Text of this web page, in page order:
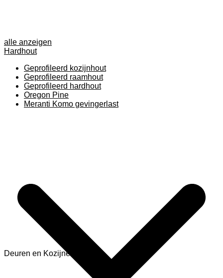
alle anzeigen
Hardhout
Geprofileerd kozijnhout
Geprofileerd raamhout
Geprofileerd hardhout
Oregon Pine
Meranti Komo gevingerlast
Deuren en Kozijnen